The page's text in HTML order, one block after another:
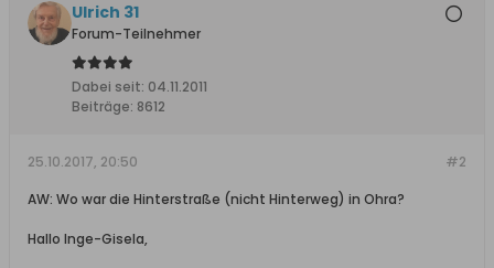
Ulrich 31
Forum-Teilnehmer
Dabei seit: 04.11.2011
Beiträge: 8612
#2
25.10.2017, 20:50
AW: Wo war die Hinterstraße (nicht Hinterweg) in Ohra?
Hallo Inge-Gisela,